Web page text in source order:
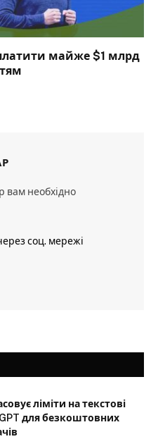
майже $1 млрд
вам необхідно
соц. мережі
ліміти на текстові
для безкоштовних